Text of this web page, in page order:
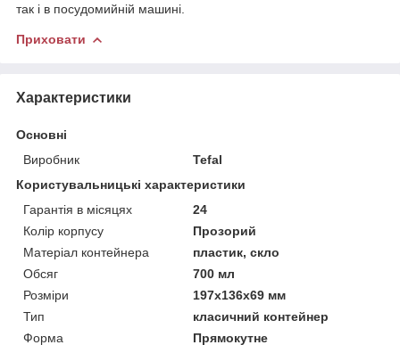
так і в посудомийній машині.
Приховати
Характеристики
Основні
Виробник
Tefal
Користувальницькі характеристики
Гарантія в місяцях
24
Колір корпусу
Прозорий
Матеріал контейнера
пластик, скло
Обсяг
700 мл
Розміри
197х136х69 мм
Тип
класичний контейнер
Форма
Прямокутне